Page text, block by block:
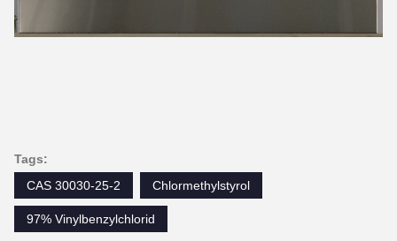
Tags:
CAS 30030-25-2
Chlormethylstyrol
97% Vinylbenzylchlorid